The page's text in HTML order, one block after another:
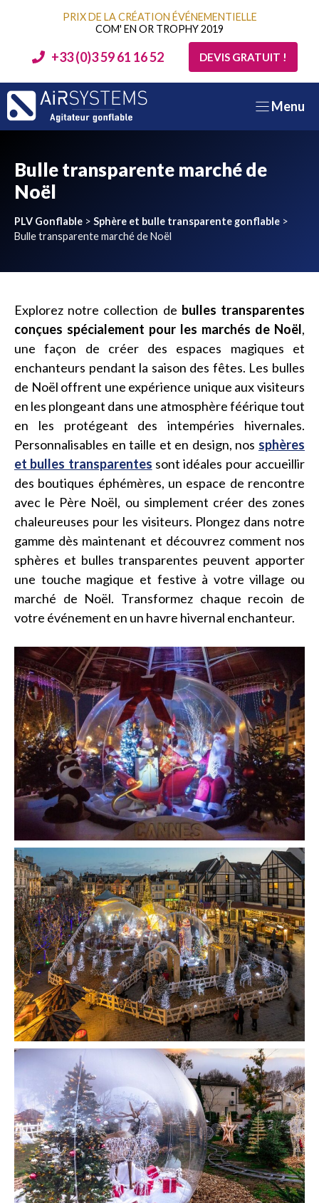
contenu
PRIX DE LA CRÉATION ÉVÉNEMENTIELLE
COM' EN OR TROPHY 2019
+33 (0)3 59 61 16 52 DEVIS GRATUIT !
Menu
Bulle transparente marché de
Noël
PLV Gonflable > Sphère et bulle transparente gonflable >
Bulle transparente marché de Noël
Explorez notre collection de bulles transparentes
conçues spécialement pour les marchés de Noël,
une façon de créer des espaces magiques et
enchanteurs pendant la saison des fêtes. Les bulles
de Noël offrent une expérience unique aux visiteurs
en les plongeant dans une atmosphère féérique tout
en les protégeant des intempéries hivernales.
Personnalisables en taille et en design, nos sphères
et bulles transparentes sont idéales pour accueillir
des boutiques éphémères, un espace de rencontre
avec le Père Noël, ou simplement créer des zones
chaleureuses pour les visiteurs. Plongez dans notre
gamme dès maintenant et découvrez comment nos
sphères et bulles transparentes peuvent apporter
une touche magique et festive à votre village ou
marché de Noël. Transformez chaque recoin de
votre événement en un havre hivernal enchanteur.